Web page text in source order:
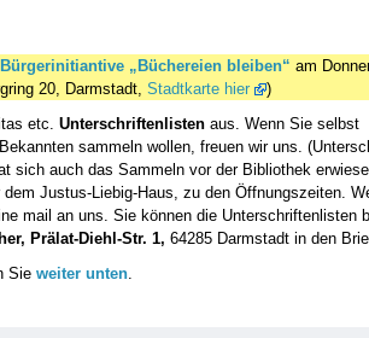
„Büchereien bleiben“ am
20, Darmstadt, Stadtkarte hier
)
etc. Unterschriftenlisten aus. Wenn Sie selbst
sammeln wollen, freuen wir uns.
sich auch das Sammeln vor der Bibliothek
Justus-Liebig-Haus, zu den Öffnungszeiten.
mail an uns. Sie können die Unterschriftenlisten
Prälat-Diehl-Str. 1, 64285 Darmstadt in den
Sie weiter unten.